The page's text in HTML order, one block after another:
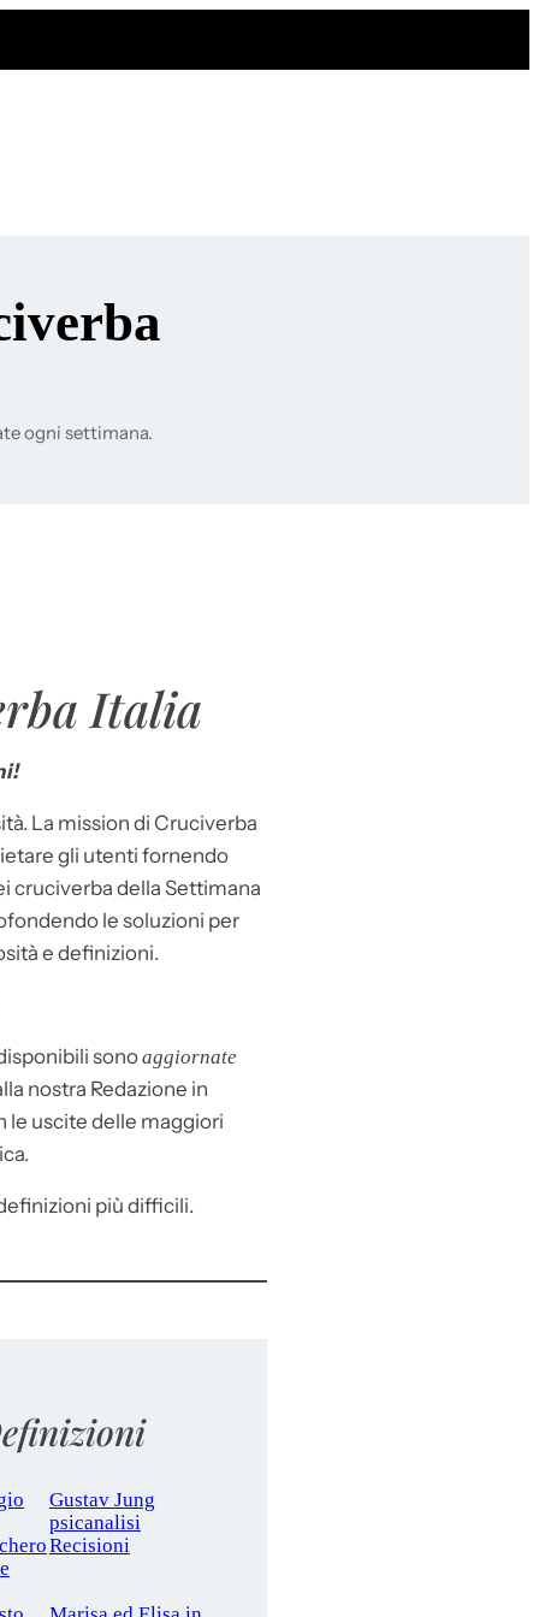
ogni settimana.
Italia
La mission di Cruciverba
gli utenti fornendo
cruciverba della Settimana
le soluzioni per
e definizioni.
sonoaggiornate
nostra Redazione in
le uscite delle maggiori
più difficili.
Gustav Jung
psicanalisi
Recisioni